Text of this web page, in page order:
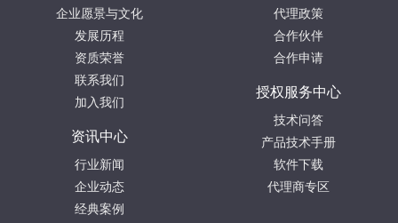
企业愿景与文化
发展历程
资质荣誉
联系我们
加入我们
代理政策
合作伙伴
合作申请
授权服务中心
技术问答
产品技术手册
软件下载
代理商专区
资讯中心
行业新闻
企业动态
经典案例